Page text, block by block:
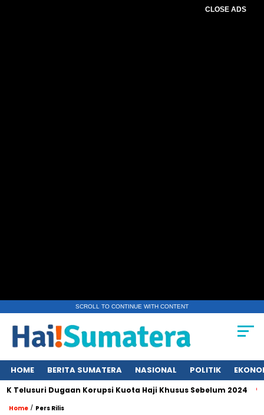
CLOSE ADS
SCROLL TO CONTINUE WITH CONTENT
HOME BERITA SUMATERA NASIONAL POLITIK
Dugaan Korupsi Kuota Haji Khusus Sebelum 2024 Erupsi
Home / Pers Rilis